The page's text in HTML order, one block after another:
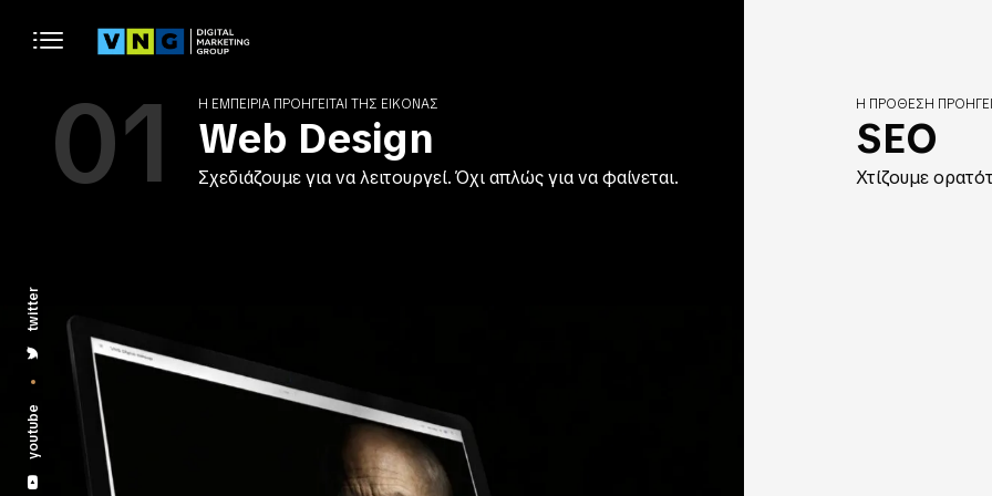
youtube
twitter
01 Η ΕΜΠΕΙΡΊΑ ΠΡΟΗΓΕΊΤΑΙ ΤΗΣ ΕΙΚΌΝΑΣ
Web Design
Σχεδιάζουμε για να λειτουργεί. Όχι απλώς για να φαίνεται.
Η ΠΡΌΘΕΣΗ
SEO
Χτίζουμε